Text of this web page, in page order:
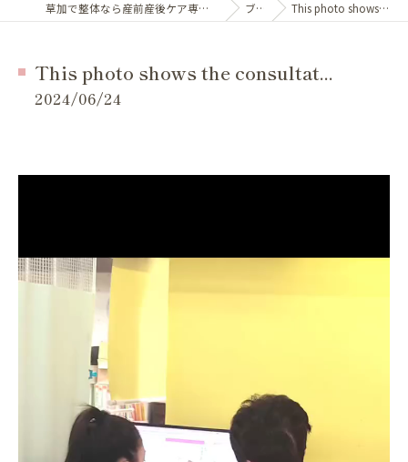
草加で整体なら産前産後ケア専門 かおりビューティサロン ブログ This photo shows the consultat...
This photo shows the consultat...
2024/06/24